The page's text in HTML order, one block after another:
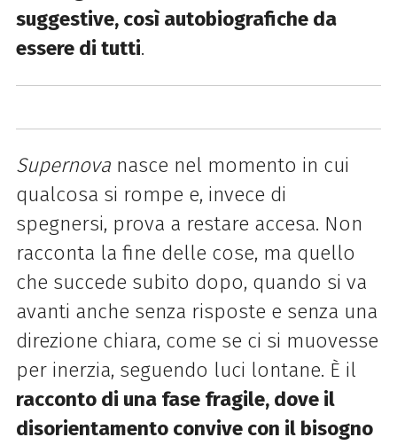
suggestive, così autobiografiche da
essere di tutti.
Supernova nasce nel momento in cui
qualcosa si rompe e, invece di
spegnersi, prova a restare accesa. Non
racconta la fine delle cose, ma quello
che succede subito dopo, quando si va
avanti anche senza risposte e senza una
direzione chiara, come se ci si muovesse
per inerzia, seguendo luci lontane. È il
racconto di una fase fragile, dove il
disorientamento convive con il bisogno